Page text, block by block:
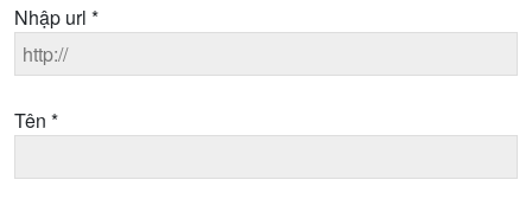
Nhập url *
Tên *